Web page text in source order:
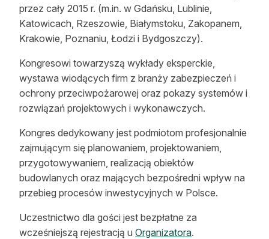
Prenumerata
Reklama
Zostań autorem
Archiwum
Kontakt
przez cały 2015 r. (m.in. w Gdańsku, Lublinie,
Katowicach, Rzeszowie, Białymstoku, Zakopanem,
Krakowie, Poznaniu, Łodzi i Bydgoszczy).
Kongresowi towarzyszą wykłady eksperckie,
wystawa wiodących firm z branży zabezpieczeń i
ochrony przeciwpożarowej oraz pokazy systemów i
rozwiązań projektowych i wykonawczych.
Kongres dedykowany jest podmiotom profesjonalnie
zajmującym się planowaniem, projektowaniem,
przygotowywaniem, realizacją obiektów
budowlanych oraz mających bezpośredni wpływ na
przebieg procesów inwestycyjnych w Polsce.
Uczestnictwo dla gości jest bezpłatne za
wcześniejszą rejestracją u Organizatora.